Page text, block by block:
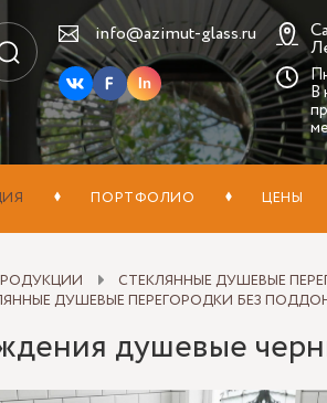
info@azimut-glass.ru
In
В
ПОРТФОЛИО ЦЕНЫ
СТЕКЛЯННЫЕ ДУШЕВЫЕ
ДУШЕВЫЕ ПЕРЕГОРОДКИ БЕЗ
душевые